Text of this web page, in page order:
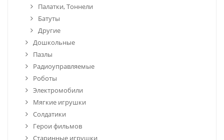
Палатки, Тоннели
Батуты
Другие
Дошкольные
Пазлы
Радиоуправляемые
Роботы
Электромобили
Мягкие игрушки
Солдатики
Герои фильмов
Старинные игрушки